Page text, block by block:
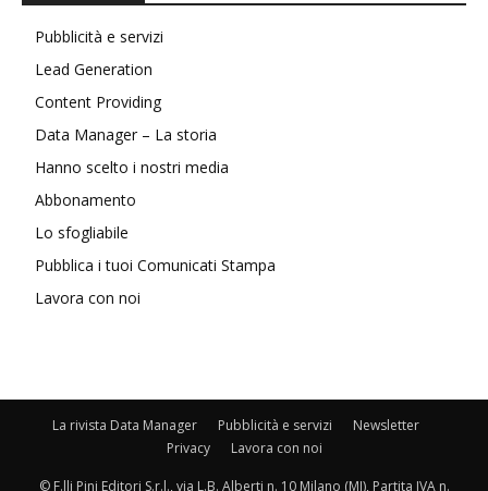
Pubblicità e servizi
Lead Generation
Content Providing
Data Manager – La storia
Hanno scelto i nostri media
Abbonamento
Lo sfogliabile
Pubblica i tuoi Comunicati Stampa
Lavora con noi
La rivista Data Manager Pubblicità e servizi
Newsletter
Privacy
Lavora con noi
© F.lli Pini Editori S.r.l., via L.B. Alberti n. 10 Milano (MI), Partita IVA n.